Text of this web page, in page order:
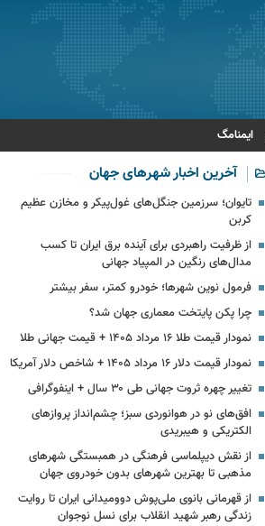
ایمنامگ
آخرین اخبار شهرهای جهان
تایوان؛ سرزمین جنگل‌های غول‌پیکر و مخازن عظیم
کربن
از ظرفیت راهبردی برای آینده برق ایران تا کسب
مدال‌های رنگین در المپیاد جهانی
فرمول نوین شهرها؛ خودرو کمتر، سفر بیشتر
چرا پکن پایتخت معماری جهان شد؟
نمودار قیمت طلا ۱۶ مرداد ۱۴۰۵ + قیمت جهانی طلا
نمودار قیمت دلار ۱۶ مرداد ۱۴۰۵ + شاخص دلار آمریکا
تغییر چهره‌ ثروت جهانی طی ۳۰ سال + اینفوگرافی
افق‌های نو در هوانوردی سبز؛ چشم‌انداز پروازهای
الکتریکی و هیبریدی
از نقش دیپلماسی فرهنگی در همبستگی شهرهای
مذهبی تا بهترین شهرهای بدون خودروی جهان
از قهرمانی بانوی ملی‌پوش دوومیدانی ایران تا روایت
زندگی رهبر شهید انقلاب برای نسل نوجوان